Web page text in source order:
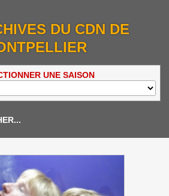
DU CDN DE
UNE SAISON